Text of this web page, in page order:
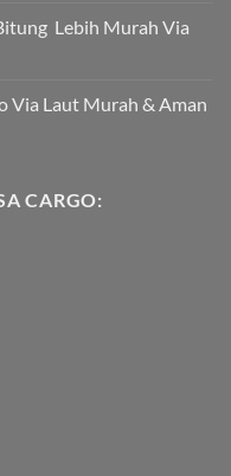
Lebih Murah Via
Via Laut Murah & Aman
CARGO: